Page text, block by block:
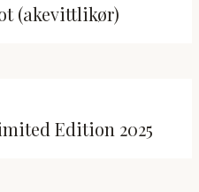
(akevittlikør)
Edition 2025